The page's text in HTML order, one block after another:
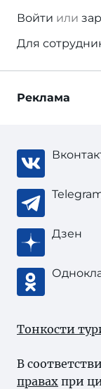
Войти или
Для
Реклама
Дзен
Тонкости
В
правах при